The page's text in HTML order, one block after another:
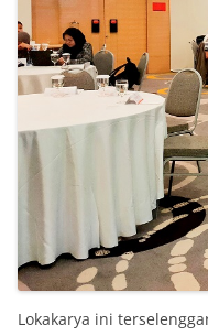
Lokakarya ini